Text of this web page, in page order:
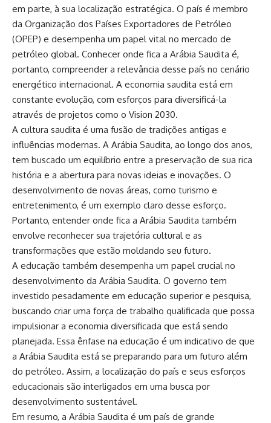
em parte, à sua localização estratégica. O país é membro
da Organização dos Países Exportadores de Petróleo
(OPEP) e desempenha um papel vital no mercado de
petróleo global. Conhecer onde fica a Arábia Saudita é,
portanto, compreender a relevância desse país no cenário
energético internacional. A economia saudita está em
constante evolução, com esforços para diversificá-la
através de projetos como o Vision 2030.
A cultura saudita é uma fusão de tradições antigas e
influências modernas. A Arábia Saudita, ao longo dos anos,
tem buscado um equilíbrio entre a preservação de sua rica
história e a abertura para novas ideias e inovações. O
desenvolvimento de novas áreas, como turismo e
entretenimento, é um exemplo claro desse esforço.
Portanto, entender onde fica a Arábia Saudita também
envolve reconhecer sua trajetória cultural e as
transformações que estão moldando seu futuro.
A educação também desempenha um papel crucial no
desenvolvimento da Arábia Saudita. O governo tem
investido pesadamente em educação superior e pesquisa,
buscando criar uma força de trabalho qualificada que possa
impulsionar a economia diversificada que está sendo
planejada. Essa ênfase na educação é um indicativo de que
a Arábia Saudita está se preparando para um futuro além
do petróleo. Assim, a localização do país e seus esforços
educacionais são interligados em uma busca por
desenvolvimento sustentável.
Em resumo, a Arábia Saudita é um país de grande